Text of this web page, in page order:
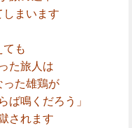
しまいます
ても
た旅人は
った雄鶏が
ば鳴くだろう」
されます